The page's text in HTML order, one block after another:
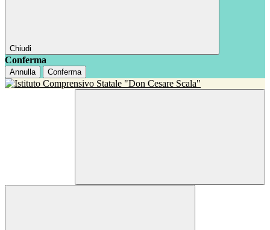
Chiudi
Conferma
Annulla Conferma